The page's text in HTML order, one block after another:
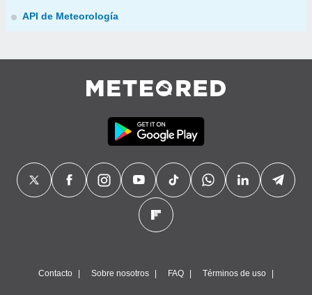
API de Meteorología
Contacto Sobre nosotros FAQ Términos de uso